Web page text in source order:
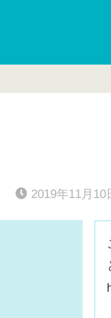
2019年11月10